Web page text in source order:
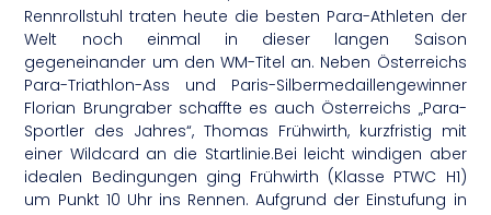
Rennrollstuhl traten heute die besten Para-Athleten der
Welt noch einmal in dieser langen Saison
gegeneinander um den WM-Titel an. Neben Österreichs
Para-Triathlon-Ass und Paris-Silbermedaillengewinner
Florian Brungraber schaffte es auch Österreichs „Para-
Sportler des Jahres“, Thomas Frühwirth, kurzfristig mit
einer Wildcard an die Startlinie.Bei leicht windigen aber
idealen Bedingungen ging Frühwirth (Klasse PTWC H1)
um Punkt 10 Uhr ins Rennen. Aufgrund der Einstufung in